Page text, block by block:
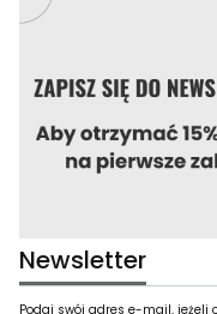
Newsletter
Podaj swój adres e-mail, jeżeli